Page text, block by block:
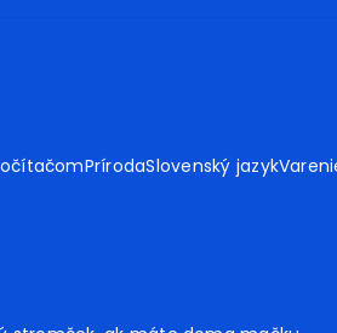
PrírodaSlovenský jazyk